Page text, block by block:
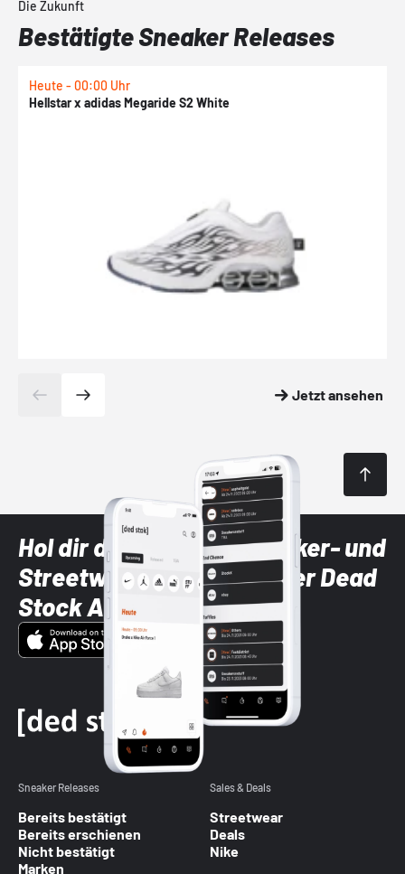
Die Zukunft
Bestätigte Sneaker Releases
Heute - 00:00 Uhr
Hellstar x adidas Megaride S2 White
Jetzt ansehen
Hol dir die neuesten Sneaker- und
Streetwear-Brands mit der Dead
Stock App
Sneaker Releases
Bereits bestätigt
Bereits erschienen
Nicht bestätigt
Marken
Sales & Deals
Streetwear
Deals
Nike